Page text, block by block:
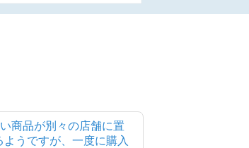
商品が別々の店舗に置
ようですが、一度に購入